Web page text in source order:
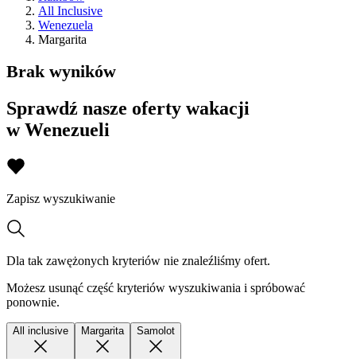
All Inclusive
Wenezuela
Margarita
Brak wyników
Sprawdź nasze oferty wakacji
w Wenezueli
Zapisz wyszukiwanie
Dla tak zawężonych kryteriów nie znaleźliśmy ofert.
Możesz usunąć część kryteriów wyszukiwania i spróbować
ponownie.
All inclusive Margarita Samolot